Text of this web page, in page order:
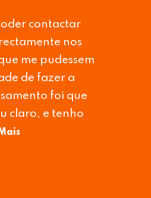
que a
frequentar o
decisão que
dizer que o
toda a gestão
com uma paz,